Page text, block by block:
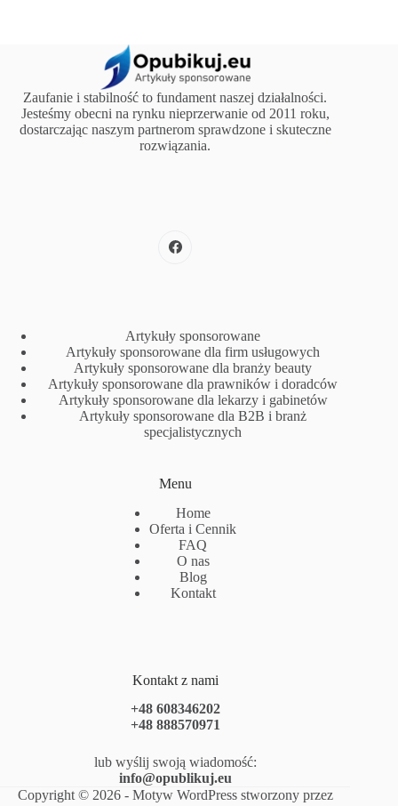
Zaufanie i stabilność to fundament naszej działalności.
Jesteśmy obecni na rynku nieprzerwanie od 2011 roku,
dostarczając naszym partnerom sprawdzone i skuteczne
rozwiązania.
Artykuły sponsorowane
Artykuły sponsorowane dla firm usługowych
Artykuły sponsorowane dla branży beauty
Artykuły sponsorowane dla prawników i doradców
Artykuły sponsorowane dla lekarzy i gabinetów
Artykuły sponsorowane dla B2B i branż
specjalistycznych
Menu
Home
Oferta i Cennik
FAQ
O nas
Blog
Kontakt
Kontakt z nami
+48 608346202
+48 888570971
lub wyślij swoją wiadomość:
info@opublikuj.eu
Copyright © 2026 - Motyw WordPress stworzony przez